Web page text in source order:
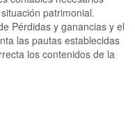
patrimonial.
Pérdidas y ganancias y el
las pautas establecidas
los contenidos de la